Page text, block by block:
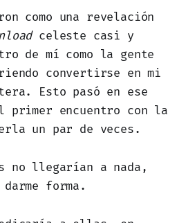
como una revelación
celeste casi y
de mí como la gente
convertirse en mi
Esto pasó en ese
primer encuentro con la
un par de veces.
no llegarían a nada,
forma.